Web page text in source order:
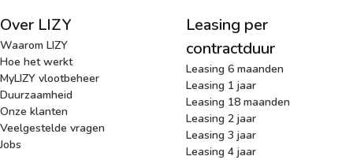
Over LIZY
Waarom LIZY
Hoe het werkt
MyLIZY vlootbeheer
Duurzaamheid
Onze klanten
Veelgestelde vragen
Jobs
Leasing per
contractduur
Leasing 6 maanden
Leasing 1 jaar
Leasing 18 maanden
Leasing 2 jaar
Leasing 3 jaar
Leasing 4 jaar